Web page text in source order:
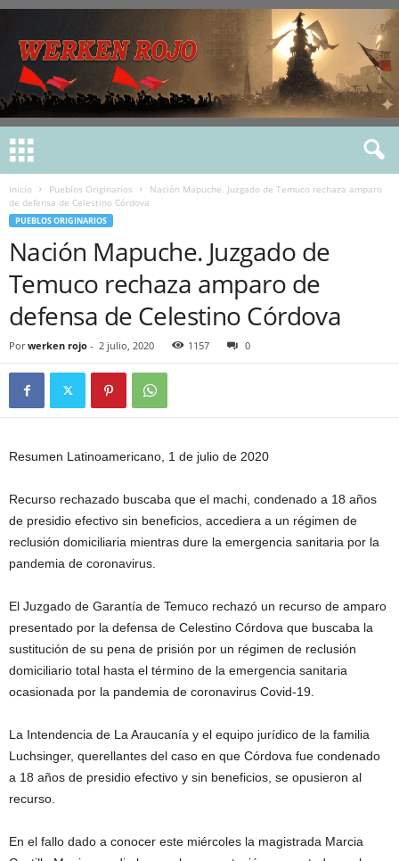
Inicio Pueblos Originarios
Nación Mapuche. Juzgado de Temuco rechaza amparo
de defensa de Celestino Córdova
PUEBLOS ORIGINARIOS
Nación Mapuche. Juzgado de
Temuco rechaza amparo de
defensa de Celestino Córdova
Por werken rojo - 2 julio, 2020 1157 0
Resumen Latinoamericano, 1 de julio de 2020
Recurso rechazado buscaba que el machi, condenado a 18 años
de presidio efectivo sin beneficios, accediera a un régimen de
reclusión domiciliaria mientras dure la emergencia sanitaria por la
pandemia de coronavirus.
El Juzgado de Garantía de Temuco rechazó un recurso de amparo
presentado por la defensa de Celestino Córdova que buscaba la
sustitución de su pena de prisión por un régimen de reclusión
domiciliario total hasta el término de la emergencia sanitaria
ocasionada por la pandemia de coronavirus Covid-19.
La Intendencia de La Araucanía y el equipo jurídico de la familia
Luchsinger, querellantes del caso en que Córdova fue condenado
a 18 años de presidio efectivo y sin beneficios, se opusieron al
recurso.
En el fallo dado a conocer este miércoles la magistrada Marcia